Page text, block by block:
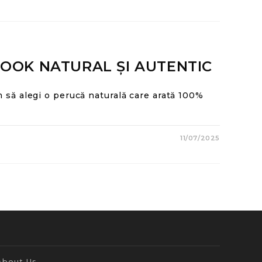
NATURAL ȘI AUTENTIC
alegi o perucă naturală care arată 100%
11/07/2025